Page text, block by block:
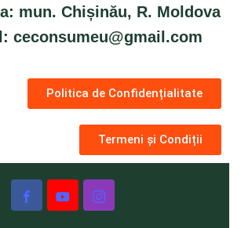
mun. Chișinău, R. Moldova
ceconsumeu@gmail.com
Politica de Confidențialitate
Termeni și Condiții